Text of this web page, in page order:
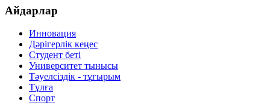
Айдарлар
Инновация
Дәрігерлік кеңес
Студент беті
Университет тынысы
Тәуелсіздік - тұғырым
Тұлға
Спорт